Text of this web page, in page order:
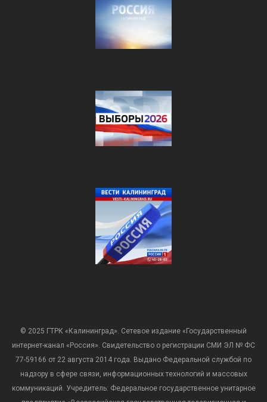
© 2025 ГТРК «Калининград». Сетевое издание «Государственный
интернет-канал «Россия». Свидетельство о регистрации СМИ ЭЛ № ФС
77-59166 от 22 августа 2014 года. Выдано Федеральной службой по
надзору в сфере связи, информационных технологий и массовых
коммуникаций. Учредитель: Федеральное государственное унитарное